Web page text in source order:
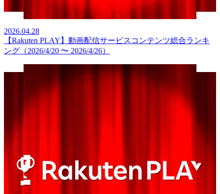
2026.04.28
【Rakuten PLAY】動画配信サービスコンテンツ総合ランキ
ング（2026/4/20 〜 2026/4/26）